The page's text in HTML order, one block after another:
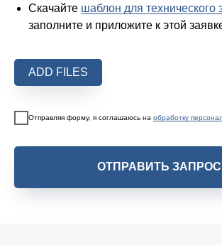
Скачайте шаблон для технического
заполните и приложите к этой
ADD FILES
Отправляя форму, я соглашаюсь на обработку
ОТПРАВИТЬ ЗАПРОС